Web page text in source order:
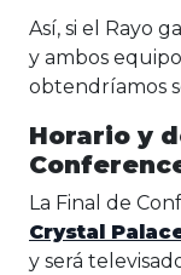
Así, si el Rayo
y ambos
obtendríamos
Horario y
La Final de
Crystal
y será